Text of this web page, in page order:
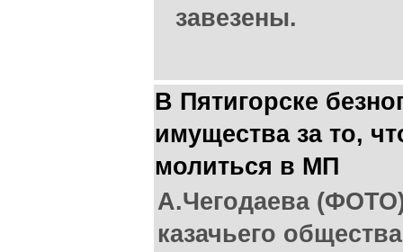
завезены.
В Пятигорске
имущества за то,
молиться в МП
А.Чегодаева
казачьего